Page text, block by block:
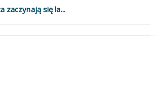
zaczynają się la...